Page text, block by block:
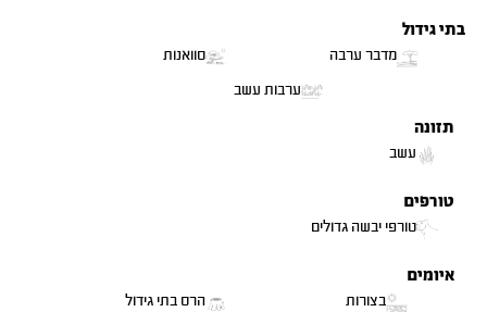
בתי גידול
מדבר ערבה
סוואנות
ערבות עשב
תזונה
עשב
טורפים
טורפי יבשה גדולים
איומים
בצורות
הרס בתי גידול